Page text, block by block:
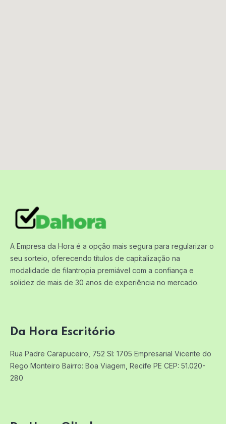
A Empresa da Hora é a opção mais segura para regularizar o
seu sorteio, oferecendo títulos de capitalização na
modalidade de filantropia premiável com a confiança e
solidez de mais de 30 anos de experiência no mercado.
Da Hora Escritório
Rua Padre Carapuceiro, 752 Sl: 1705 Empresarial Vicente do
Rego Monteiro Bairro: Boa Viagem, Recife PE CEP: 51.020-
280